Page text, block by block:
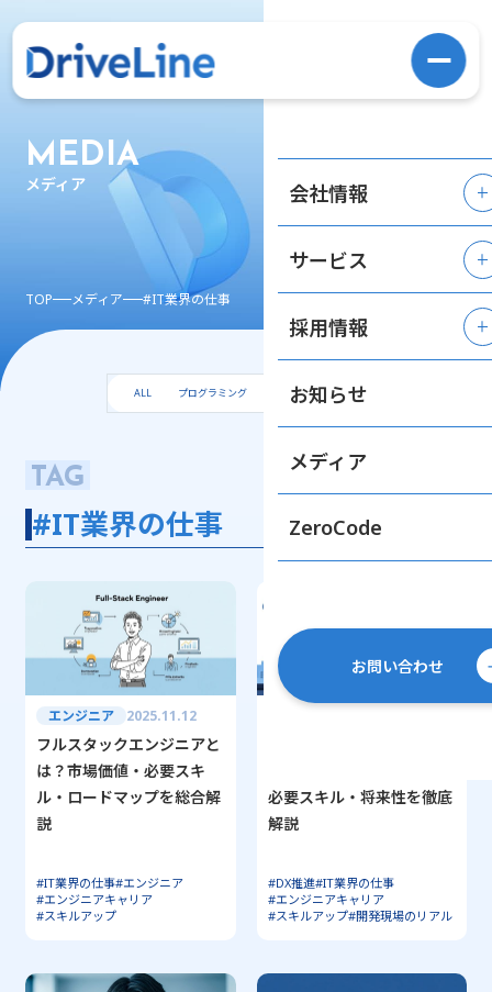
会社情報
サービス
採用情報
お知らせ
メディア
ZeroCode
お問い合わせ
MEDIA
メディア
TOP メディア #IT業界の仕事
ALL プログラミング エンジニア AI
TAG
#IT業界の仕事
エンジニア 2025.11.12
フルスタックエンジニアと
は？市場価値・必要スキ
ル・ロードマップを総合解
説
#IT業界の仕事#エンジニア
#エンジニアキャリア
#スキルアップ
必要スキル・将来性を徹底
解説
#DX推進#IT業界の仕事
#エンジニアキャリア
#スキルアップ#開発現場のリアル